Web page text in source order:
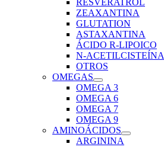
ZEAXANTINA
GLUTATION
ASTAXANTINA
ÁCIDO R-LIPOICO
N-ACETILCISTEÍNA
OTROS
OMEGAS
OMEGA 3
OMEGA 6
OMEGA 7
OMEGA 9
AMINOÁCIDOS
ARGININA